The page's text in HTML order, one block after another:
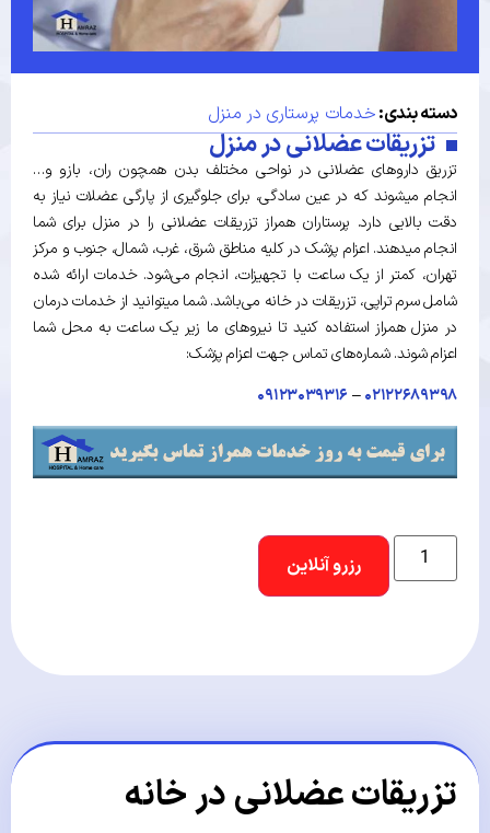
دسته بندی:خدمات پرستاری در منزل
تزریقات عضلانی در منزل
تزریق داروهای عضلانی در نواحی مختلف بدن همچون ران، بازو و…
انجام میشوند که در عین سادگی، برای جلوگیری از پارگی عضلات نیاز به
دقت بالایی دارد. پرستاران همراز تزریقات عضلانی را در منزل برای شما
انجام میدهند. اعزام پزشک در کلیه مناطق شرق، غرب، شمال، جنوب و مرکز
تهران، کمتر از یک ساعت با تجهیزات، انجام می‌شود. خدمات ارائه شده
شامل سرم تراپی، تزریقات در خانه می‌باشد. شما میتوانید از خدمات درمان
در منزل همراز استفاده کنید تا نیروهای ما زیر یک ساعت به محل شما
اعزام شوند. شماره‌های تماس جهت اعزام پزشک:
۰۲۱۲۲۶۸۹۳۹۸– ۰۹۱۲۳۰۳۹۳۱۶
رزرو آنلاین
تزریقات عضلانی در خانه